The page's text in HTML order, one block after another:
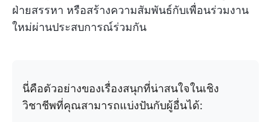
ฝ่ายสรรหา หรือสร้างความสัมพันธ์กับเพื่อนร่วมงาน
ใหม่ผ่านประสบการณ์ร่วมกัน
นี่คือตัวอย่างของเรื่องสนุกที่น่าสนใจในเชิง
วิชาชีพที่คุณสามารถแบ่งปันกับผู้อื่นได้: